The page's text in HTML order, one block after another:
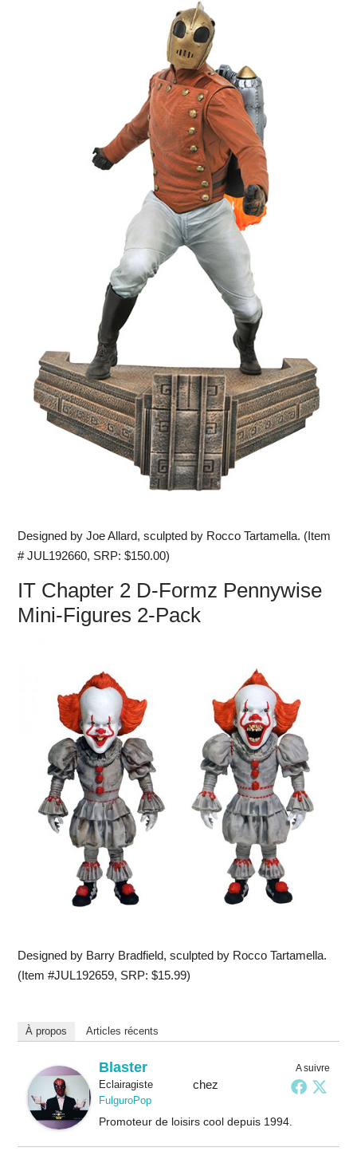
Designed by Joe Allard, sculpted by Rocco Tartamella. (Item
# JUL192660, SRP: $150.00)
IT Chapter 2 D-Formz Pennywise
Mini-Figures 2-Pack
Designed by Barry Bradfield, sculpted by Rocco Tartamella.
(Item #JUL192659, SRP: $15.99)
À propos Articles récents
A suivre
Blaster
Eclairagistechez
FulguroPop
Promoteur de loisirs cool depuis 1994.